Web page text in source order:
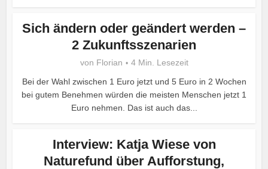
Sich ändern oder geändert werden –
2 Zukunftsszenarien
von Florian
4 Min. Lesezeit
Bei der Wahl zwischen 1 Euro jetzt und 5 Euro in 2 Wochen
bei gutem Benehmen würden die meisten Menschen jetzt 1
Euro nehmen. Das ist auch das...
Interview: Katja Wiese von
Naturefund über Aufforstung,